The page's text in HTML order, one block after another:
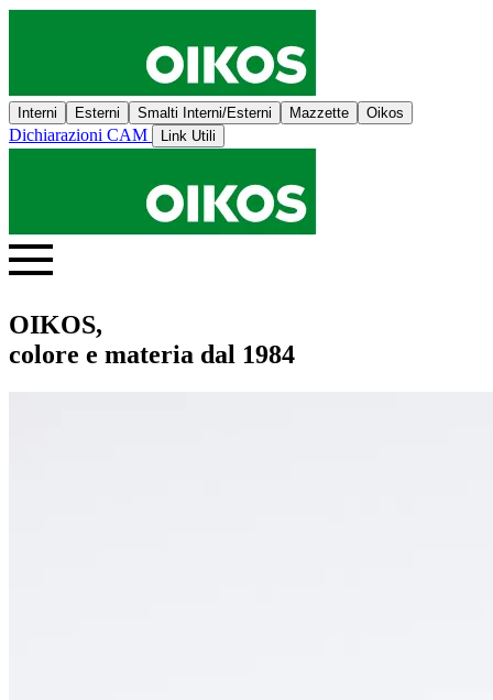
Interni Esterni Smalti Interni/Esterni Mazzette Oikos
Dichiarazioni CAM Link Utili
OIKOS,
colore e materia dal 1984